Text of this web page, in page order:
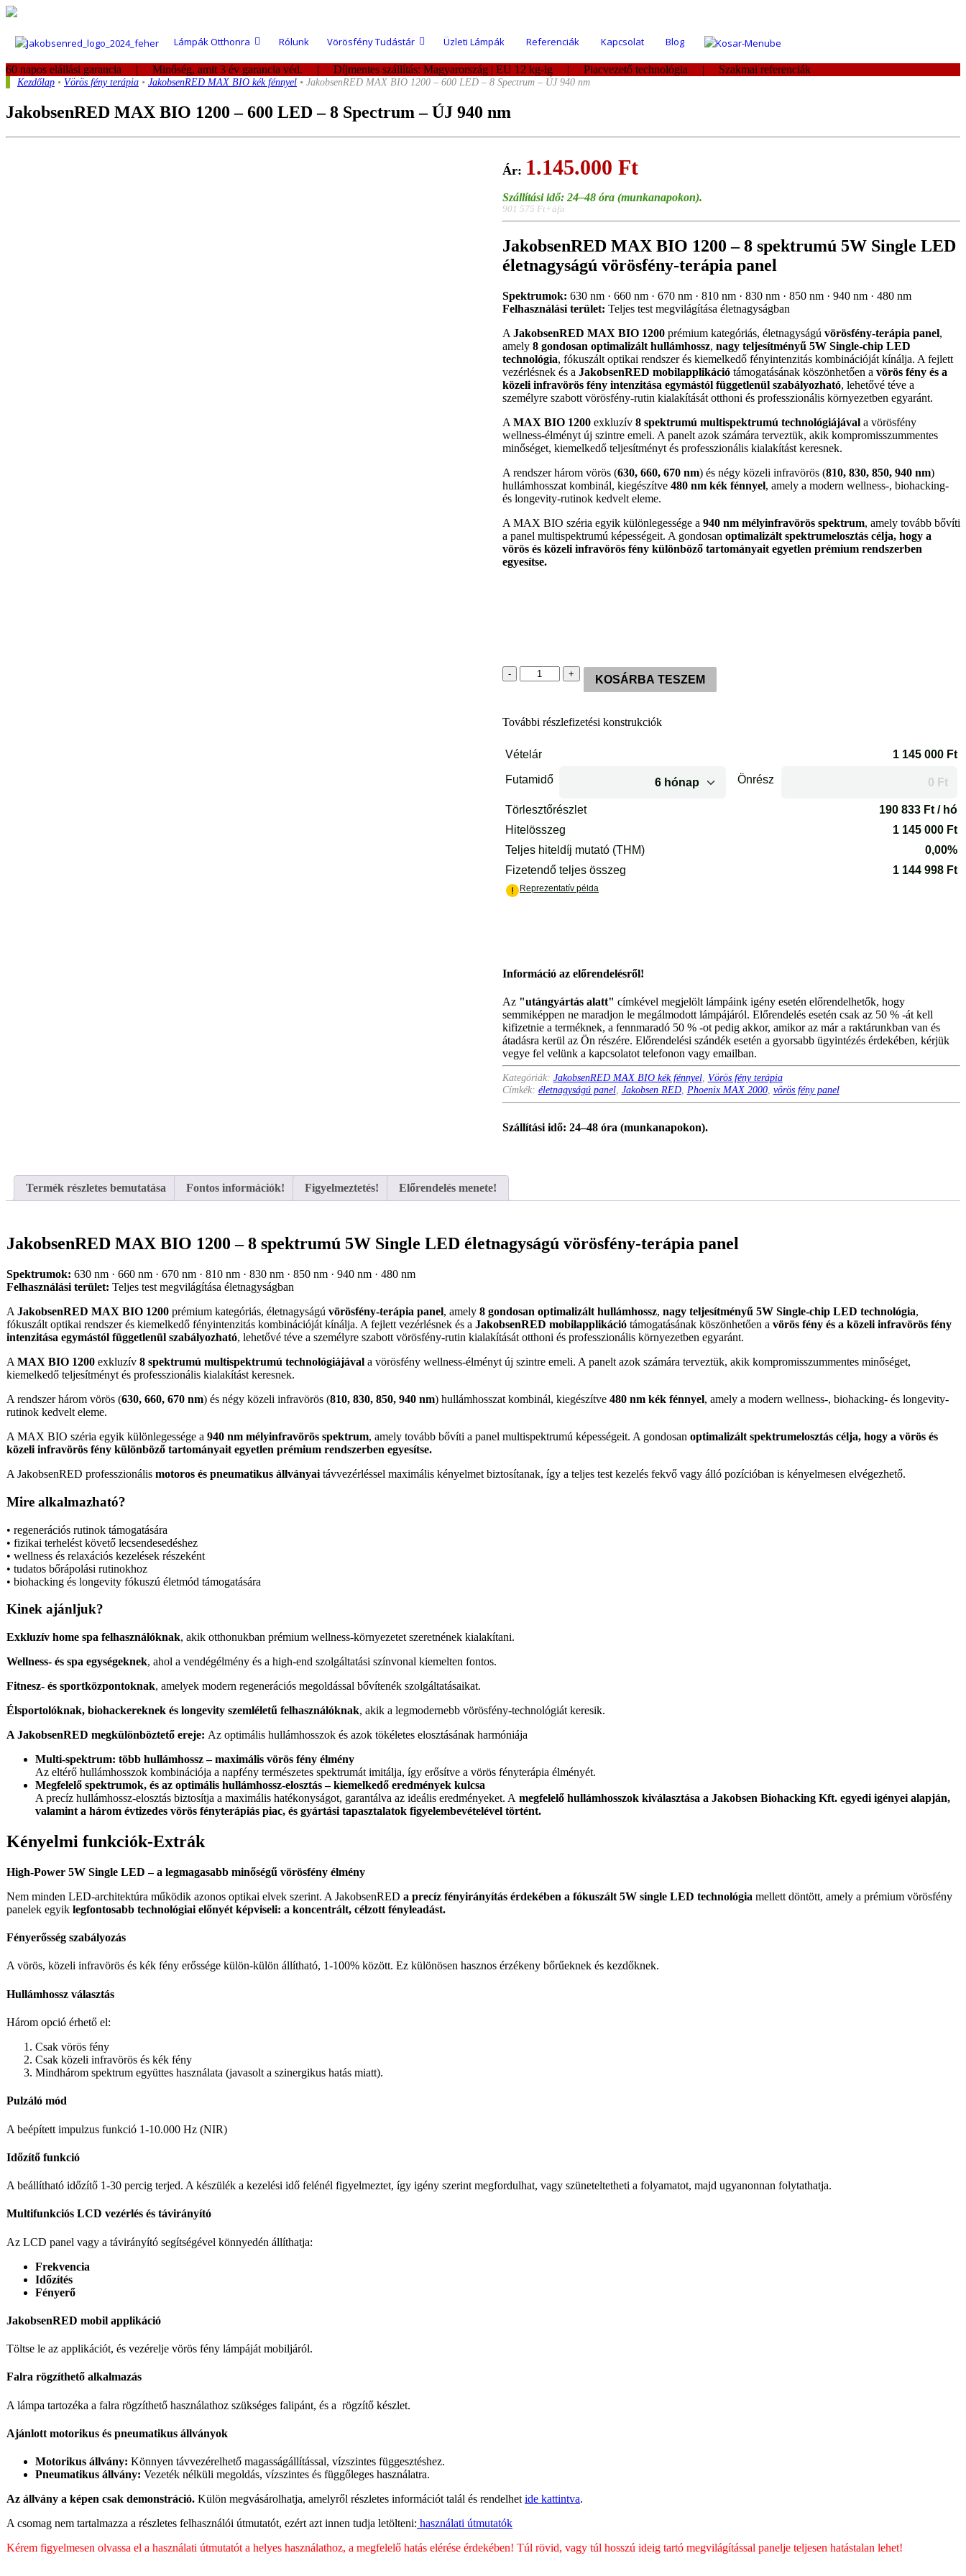
Lámpák Otthonra Rólunk Vörösfény Tudástár Üzleti Lámpák Referenciák Kapcsolat Blog
60 napos elállási garancia | Minőség, amit 3 év garancia véd. | Díjmentes szállítás: Magyarország | EU 12 kg-ig | Piacvezető technológia | Szakmai referenciák
Kezdőlap • Vörös fény terápia • JakobsenRED MAX BIO kék fénnyel • JakobsenRED MAX BIO 1200 – 600 LED – 8 Spectrum – ÚJ 940 nm
JakobsenRED MAX BIO 1200 – 600 LED – 8 Spectrum – ÚJ 940 nm
1.145.000 Ft
Szállítási idő: 24–48 óra (munkanapokon).
901 575 Ft+áfa
JakobsenRED MAX BIO 1200 – 8 spektrumú 5W Single LED
életnagyságú vörösfény-terápia panel
Spektrumok: 630 nm · 660 nm · 670 nm · 810 nm · 830 nm · 850 nm · 940 nm · 480 nm
Felhasználási terület: Teljes test megvilágítása életnagyságban
A JakobsenRED MAX BIO 1200prémium kategóriás, életnagyságú vörösfény-terápia panel,
amely 8 gondosan optimalizált hullámhossz, nagy teljesítményű 5W Single-chip LED
technológia, fókuszált optikai rendszer és kiemelkedő fényintenzitás kombinációját kínálja. A fejlett
vezérlésnek és a JakobsenRED mobilapplikációtámogatásának köszönhetően a vörös fény és a
közeli infravörös fény intenzitása egymástól függetlenül szabályozható, lehetővé téve a
személyre szabott vörösfény-rutin kialakítását otthoni és professzionális környezetben egyaránt.
A MAX BIO 1200exkluzív 8 spektrumú multispektrumú technológiájávala vörösfény
wellness-élményt új szintre emeli. A panelt azok számára terveztük, akik kompromisszummentes
minőséget, kiemelkedő teljesítményt és professzionális kialakítást keresnek.
A rendszer három vörös (630, 660, 670 nm) és négy közeli infravörös (810, 830, 850, 940 nm)
hullámhosszat kombinál, kiegészítve 480 nm kék fénnyel, amely a modern wellness-, biohacking-
és longevity-rutinok kedvelt eleme.
A MAX BIO széria egyik különlegessége a 940 nm mélyinfravörös spektrum, amely tovább bővíti
a panel multispektrumú képességeit. A gondosan optimalizált spektrumelosztás célja, hogy a
vörös és közeli infravörös fény különböző tartományait egyetlen prémium rendszerben
egyesítse.
-
JakobsenRED
MAX
-
LED
-
8
ÚJ
940
mennyiség
+ KOSÁRBA TESZEM
További részlefizetési konstrukciók
Információ az előrendelésről!
Az "utángyártás alatt" címkével megjelölt lámpáink igény esetén előrendelhetők, hogy
semmiképpen ne maradjon le megálmodott lámpájáról. Előrendelés esetén csak az 50 % -át kell
kifizetnie a terméknek, a fennmaradó 50 % -ot pedig akkor, amikor az már a raktárunkban van és
átadásra kerül az Ön részére. Előrendelési szándék esetén a gyorsabb ügyintézés érdekében, kérjük
vegye fel velünk a kapcsolatot telefonon vagy emailban.
Kategóriák: JakobsenRED MAX BIO kék fénnyel, Vörös fény terápia
Címkék: életnagyságú panel, Jakobsen RED, Phoenix MAX 2000, vörös fény panel
Szállítási idő: 24–48 óra (munkanapokon).
Termék részletes bemutatása Fontos információk! Figyelmeztetés! Előrendelés menete!
JakobsenRED MAX BIO 1200 – 8 spektrumú 5W Single LED életnagyságú vörösfény-terápia panel
Spektrumok: 630 nm · 660 nm · 670 nm · 810 nm · 830 nm · 850 nm · 940 nm · 480 nm
Felhasználási terület: Teljes test megvilágítása életnagyságban
A JakobsenRED MAX BIO 1200 prémium kategóriás, életnagyságú vörösfény-terápia panel, amely 8 gondosan optimalizált hullámhossz, nagy teljesítményű 5W Single-chip LED technológia,
fókuszált optikai rendszer és kiemelkedő fényintenzitás kombinációját kínálja. A fejlett vezérlésnek és a JakobsenRED mobilapplikáció támogatásának köszönhetően a vörös fény és a közeli infravörös fény
intenzitása egymástól függetlenül szabályozható, lehetővé téve a személyre szabott vörösfény-rutin kialakítását otthoni és professzionális környezetben egyaránt.
A MAX BIO 1200 exkluzív 8 spektrumú multispektrumú technológiájával a vörösfény wellness-élményt új szintre emeli. A panelt azok számára terveztük, akik kompromisszummentes minőséget,
kiemelkedő teljesítményt és professzionális kialakítást keresnek.
A rendszer három vörös (630, 660, 670 nm) és négy közeli infravörös (810, 830, 850, 940 nm) hullámhosszat kombinál, kiegészítve 480 nm kék fénnyel, amely a modern wellness-, biohacking- és longevity-
rutinok kedvelt eleme.
A MAX BIO széria egyik különlegessége a 940 nm mélyinfravörös spektrum, amely tovább bővíti a panel multispektrumú képességeit. A gondosan optimalizált spektrumelosztás célja, hogy a vörös és
közeli infravörös fény különböző tartományait egyetlen prémium rendszerben egyesítse.
A JakobsenRED professzionális motoros és pneumatikus állványai távvezérléssel maximális kényelmet biztosítanak, így a teljes test kezelés fekvő vagy álló pozícióban is kényelmesen elvégezhető.
Mire alkalmazható?
• regenerációs rutinok támogatására
• fizikai terhelést követő lecsendesedéshez
• wellness és relaxációs kezelések részeként
• tudatos bőrápolási rutinokhoz
• biohacking és longevity fókuszú életmód támogatására
Kinek ajánljuk?
Exkluzív home spa felhasználóknak, akik otthonukban prémium wellness-környezetet szeretnének kialakítani.
Wellness- és spa egységeknek, ahol a vendégélmény és a high-end szolgáltatási színvonal kiemelten fontos.
Fitnesz- és sportközpontoknak, amelyek modern regenerációs megoldással bővítenék szolgáltatásaikat.
Élsportolóknak, biohackereknek és longevity szemléletű felhasználóknak, akik a legmodernebb vörösfény-technológiát keresik.
A JakobsenRED megkülönböztető ereje: Az optimális hullámhosszok és azok tökéletes elosztásának harmóniája
Multi-spektrum: több hullámhossz – maximális vörös fény élmény
Az eltérő hullámhosszok kombinációja a napfény természetes spektrumát imitálja, így erősítve a vörös fényterápia élményét.
Megfelelő spektrumok, és az optimális hullámhossz-elosztás – kiemelkedő eredmények kulcsa
A precíz hullámhossz-elosztás biztosítja a maximális hatékonyságot, garantálva az ideális eredményeket. A megfelelő hullámhosszok kiválasztása a Jakobsen Biohacking Kft. egyedi igényei alapján,
valamint a három évtizedes vörös fényterápiás piac, és gyártási tapasztalatok figyelembevételével történt.
Kényelmi funkciók-Extrák
High-Power 5W Single LED – a legmagasabb minőségű vörösfény élmény
Nem minden LED-architektúra működik azonos optikai elvek szerint. A JakobsenRED a precíz fényirányítás érdekében a fókuszált 5W single LED technológia mellett döntött, amely a prémium vörösfény
panelek egyik legfontosabb technológiai előnyét képviseli: a koncentrált, célzott fényleadást.
Fényerősség szabályozás
A vörös, közeli infravörös és kék fény erőssége külön-külön állítható, 1-100% között. Ez különösen hasznos érzékeny bőrűeknek és kezdőknek.
Hullámhossz választás
Három opció érhető el:
Csak vörös fény
Csak közeli infravörös és kék fény
Mindhárom spektrum együttes használata (javasolt a szinergikus hatás miatt).
Pulzáló mód
A beépített impulzus funkció 1-10.000 Hz (NIR)
Időzítő funkció
A beállítható időzítő 1-30 percig terjed. A készülék a kezelési idő felénél figyelmeztet, így igény szerint megfordulhat, vagy szüneteltetheti a folyamatot, majd ugyanonnan folytathatja.
Multifunkciós LCD vezérlés és távirányító
Az LCD panel vagy a távirányító segítségével könnyedén állíthatja:
Frekvencia
Időzítés
Fényerő
JakobsenRED mobil applikáció
Töltse le az applikációt, és vezérelje vörös fény lámpáját mobiljáról.
Falra rögzíthető alkalmazás
A lámpa tartozéka a falra rögzíthető használathoz szükséges falipánt, és a rögzítő készlet.
Ajánlott motorikus és pneumatikus állványok
Motorikus állvány: Könnyen távvezérelhető magasságállítással, vízszintes függesztéshez.
Pneumatikus állvány: Vezeték nélküli megoldás, vízszintes és függőleges használatra.
Az állvány a képen csak demonstráció. Külön megvásárolhatja, amelyről részletes információt talál és rendelhet ide kattintva.
A csomag nem tartalmazza a részletes felhasználói útmutatót, ezért azt innen tudja letölteni: használati útmutatók
Kérem figyelmesen olvassa el a használati útmutatót a helyes használathoz, a megfelelő hatás elérése érdekében! Túl rövid, vagy túl hosszú ideig tartó megvilágítással panelje teljesen hatástalan lehet!